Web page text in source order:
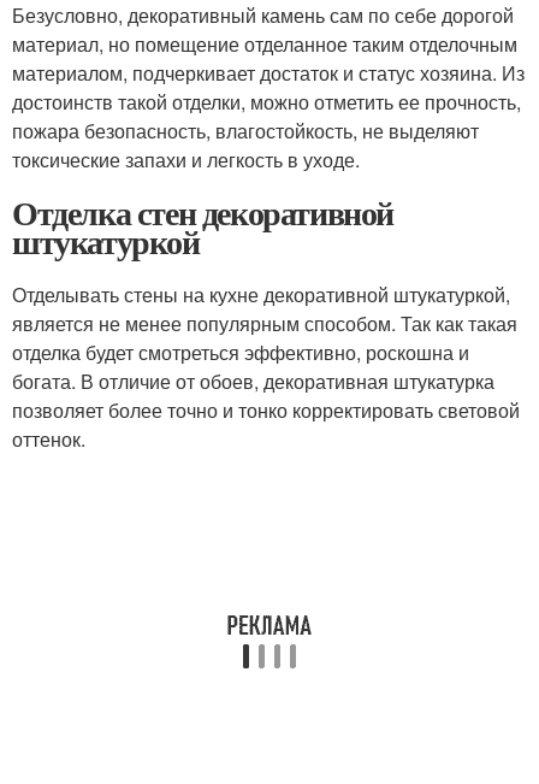
Безусловно, декоративный камень сам по себе дорогой
материал, но помещение отделанное таким отделочным
материалом, подчеркивает достаток и статус хозяина. Из
достоинств такой отделки, можно отметить ее прочность,
пожара безопасность, влагостойкость, не выделяют
токсические запахи и легкость в уходе.
Отделка стен декоративной
штукатуркой
Отделывать стены на кухне декоративной штукатуркой,
является не менее популярным способом. Так как такая
отделка будет смотреться эффективно, роскошна и
богата. В отличие от обоев, декоративная штукатурка
позволяет более точно и тонко корректировать световой
оттенок.